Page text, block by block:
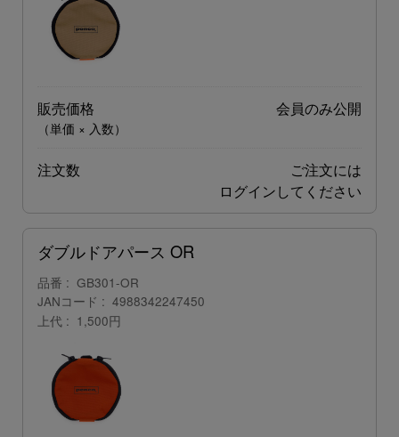
販売価格
（単価 × 入数）
会員のみ公開
注文数
ご注文には
ログインしてください
ダブルドアパース OR
品番
GB301-OR
JANコード
4988342247450
上代
1,500円